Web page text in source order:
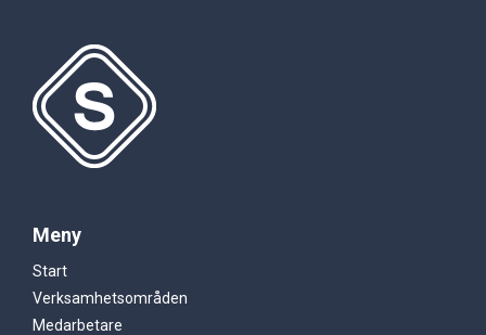
Meny
Start
Verksamhetsområden
Medarbetare